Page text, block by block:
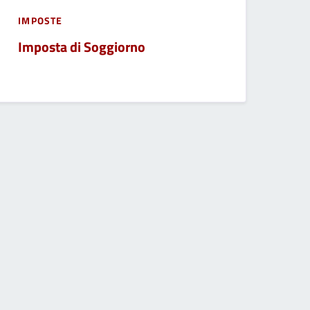
IMPOSTE
Imposta di Soggiorno